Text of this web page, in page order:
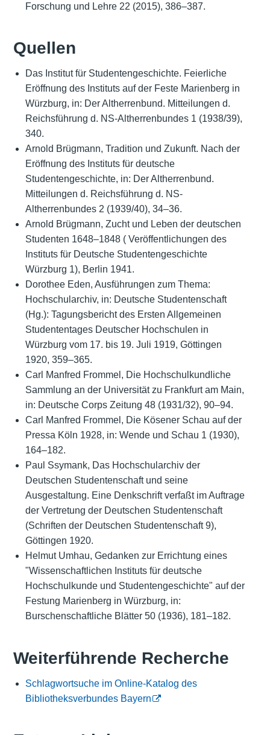
Forschung und Lehre 22 (2015), 386–387.
Quellen
Das Institut für Studentengeschichte. Feierliche
Eröffnung des Instituts auf der Feste Marienberg in
Würzburg, in: Der Altherrenbund. Mitteilungen d.
Reichsführung d. NS-Altherrenbundes 1 (1938/39),
340.
Arnold Brügmann, Tradition und Zukunft. Nach der
Eröffnung des Instituts für deutsche
Studentengeschichte, in: Der Altherrenbund.
Mitteilungen d. Reichsführung d. NS-
Altherrenbundes 2 (1939/40), 34–36.
Arnold Brügmann, Zucht und Leben der deutschen
Studenten 1648–1848 ( Veröffentlichungen des
Instituts für Deutsche Studentengeschichte
Würzburg 1), Berlin 1941.
Dorothee Eden, Ausführungen zum Thema:
Hochschularchiv, in: Deutsche Studentenschaft
(Hg.): Tagungsbericht des Ersten Allgemeinen
Studententages Deutscher Hochschulen in
Würzburg vom 17. bis 19. Juli 1919, Göttingen
1920, 359–365.
Carl Manfred Frommel, Die Hochschulkundliche
Sammlung an der Universität zu Frankfurt am Main,
in: Deutsche Corps Zeitung 48 (1931/32), 90–94.
Carl Manfred Frommel, Die Kösener Schau auf der
Pressa Köln 1928, in: Wende und Schau 1 (1930),
164–182.
Paul Ssymank, Das Hochschularchiv der
Deutschen Studentenschaft und seine
Ausgestaltung. Eine Denkschrift verfaßt im Auftrage
der Vertretung der Deutschen Studentenschaft
(Schriften der Deutschen Studentenschaft 9),
Göttingen 1920.
Helmut Umhau, Gedanken zur Errichtung eines
"Wissenschaftlichen Instituts für deutsche
Hochschulkunde und Studentengeschichte" auf der
Festung Marienberg in Würzburg, in:
Burschenschaftliche Blätter 50 (1936), 181–182.
Weiterführende Recherche
Schlagwortsuche im Online-Katalog des
Bibliotheksverbundes Bayern